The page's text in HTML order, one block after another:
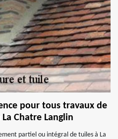
pour tous travaux de
Chatre Langlin
partiel ou intégral de tuiles à La